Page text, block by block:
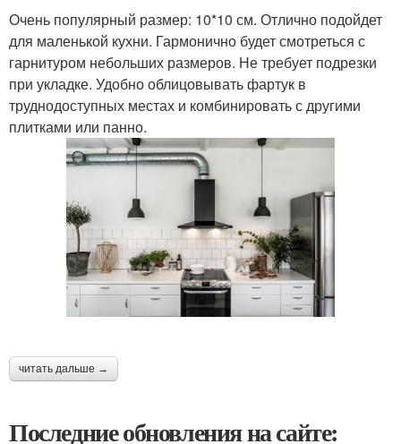
Очень популярный размер: 10*10 см. Отлично подойдет
для маленькой кухни. Гармонично будет смотреться с
гарнитуром небольших размеров. Не требует подрезки
при укладке. Удобно облицовывать фартук в
труднодоступных местах и комбинировать с другими
плитками или панно.
читать дальше →
Последние обновления на сайте: